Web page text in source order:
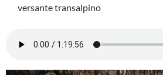
versante transalpino